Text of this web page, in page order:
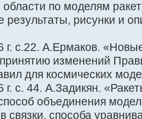
области по моделям
результаты, рисунки и
г. с.22. А.Ермаков.
изменений
для космических
с. 44. А.Задикян.
объединения
связки, способа